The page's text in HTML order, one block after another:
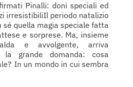
Pinalli: doni speciali ed
irresistibiliIl periodo natalizio
sé quella magia speciale fatta
e sorprese. Ma, insieme
e avvolgente, arriva
la grande domanda: cosa
In un mondo in cui sembra